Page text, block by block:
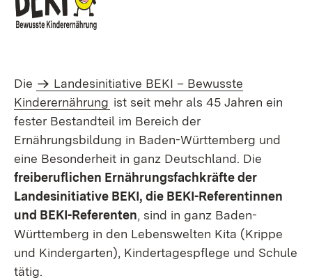
Die
Landesinitiative BEKI – Bewusste
Kinderernährung ist seit mehr als 45 Jahren ein
fester Bestandteil im Bereich der
Ernährungsbildung in Baden-Württemberg und
eine Besonderheit in ganz Deutschland. Die
freiberuflichen Ernährungsfachkräfte der
Landesinitiative BEKI, die BEKI-Referentinnen
und BEKI-Referenten, sind in ganz Baden-
Württemberg in den Lebenswelten Kita (Krippe
und Kindergarten), Kindertagespflege und Schule
tätig.